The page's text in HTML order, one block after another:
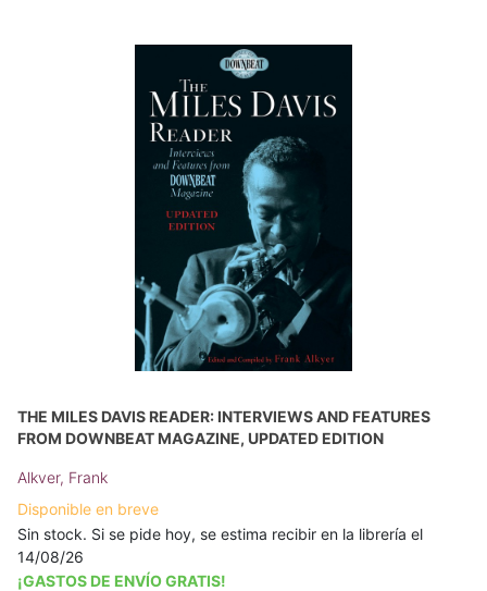
THE MILES DAVIS READER: INTERVIEWS AND FEATURES
FROM DOWNBEAT MAGAZINE, UPDATED EDITION
Alkver, Frank
Disponible en breve
Sin stock. Si se pide hoy, se estima recibir en la librería el
14/08/26
¡GASTOS DE ENVÍO GRATIS!